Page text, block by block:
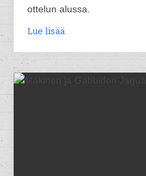
ottelun alussa.
Lue lisää